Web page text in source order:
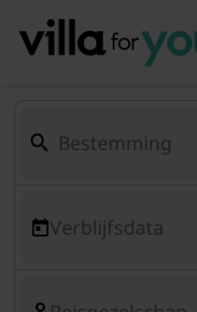
Verblijfsdata